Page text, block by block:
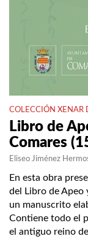
COLECCIÓN XENAR
Libro de
Comares
Eliseo Jiménez
En esta obra
del Libro de Apeo
un manuscrito
Contiene todo el
el antiguo reino